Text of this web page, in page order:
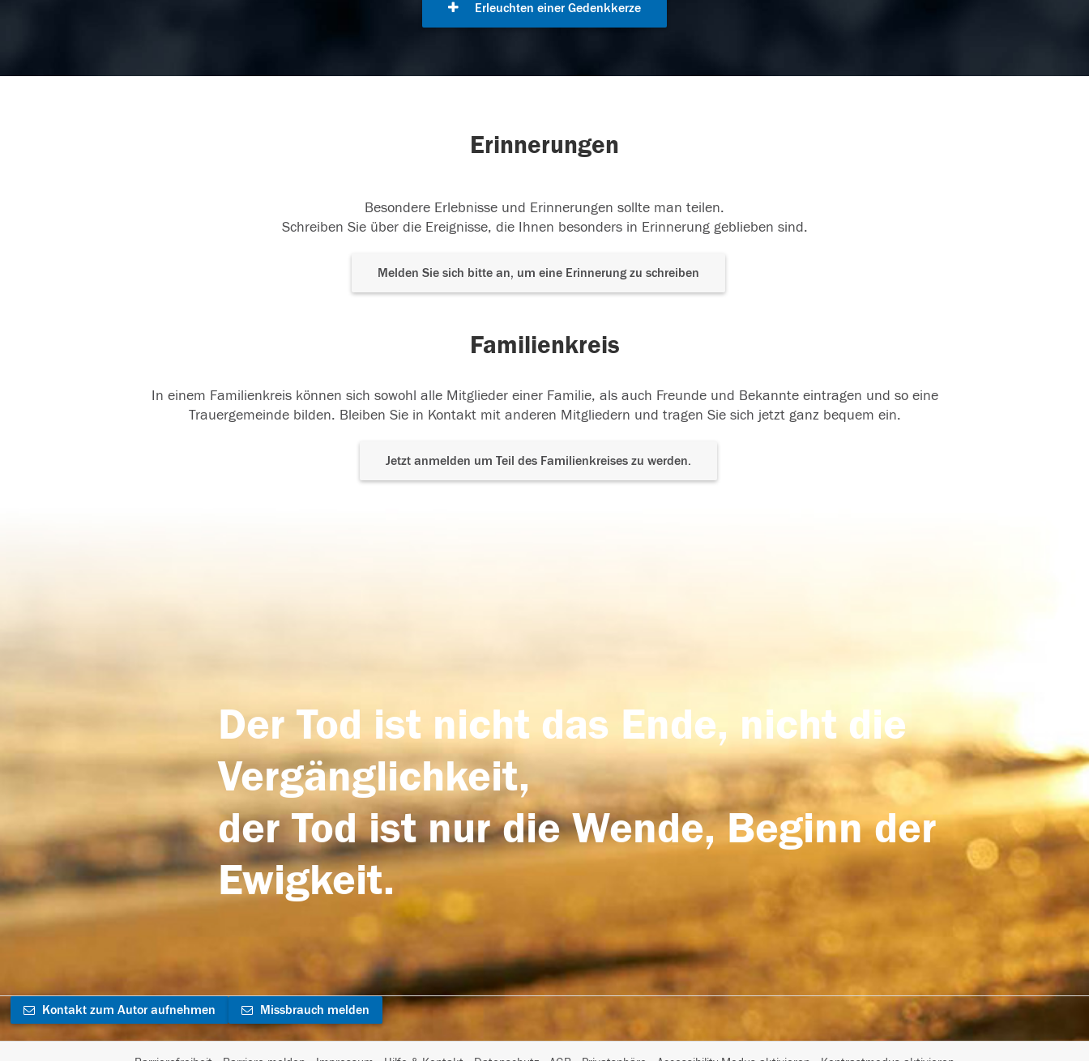
Erleuchten einer Gedenkkerze
Erinnerungen
Besondere Erlebnisse und Erinnerungen sollte man teilen.
Schreiben Sie über die Ereignisse, die Ihnen besonders in Erinnerung geblieben sind.
Melden Sie sich bitte an, um eine Erinnerung zu schreiben
Familienkreis
In einem Familienkreis können sich sowohl alle Mitglieder einer Familie, als auch Freunde und Bekannte eintragen und so eine
Trauergemeinde bilden. Bleiben Sie in Kontakt mit anderen Mitgliedern und tragen Sie sich jetzt ganz bequem ein.
Jetzt anmelden um Teil des Familienkreises zu werden.
Der Tod ist nicht das Ende, nicht die
Vergänglichkeit,
der Tod ist nur die Wende, Beginn der
Ewigkeit.
Kontakt zum Autor aufnehmen Missbrauch melden